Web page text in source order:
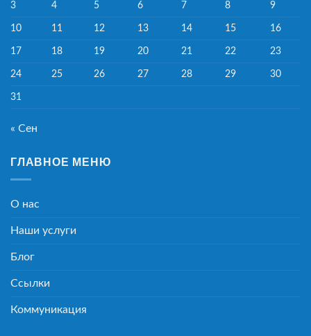
3 4 5 6 7 8 9
10 11 12 13 14 15 16
17 18 19 20 21 22 23
24 25 26 27 28 29 30
31
« Сен
ГЛАВНОЕ МЕНЮ
О нас
Наши услуги
Блог
Ссылки
Коммуникация